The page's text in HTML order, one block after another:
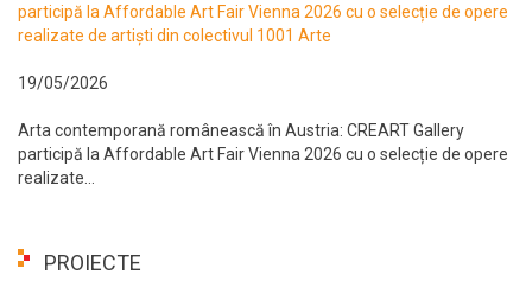
participă la Affordable Art Fair Vienna 2026 cu o selecție de opere
realizate de artiști din colectivul 1001 Arte
19/05/2026
Arta contemporană românească în Austria: CREART Gallery
participă la Affordable Art Fair Vienna 2026 cu o selecție de opere
realizate...
PROIECTE